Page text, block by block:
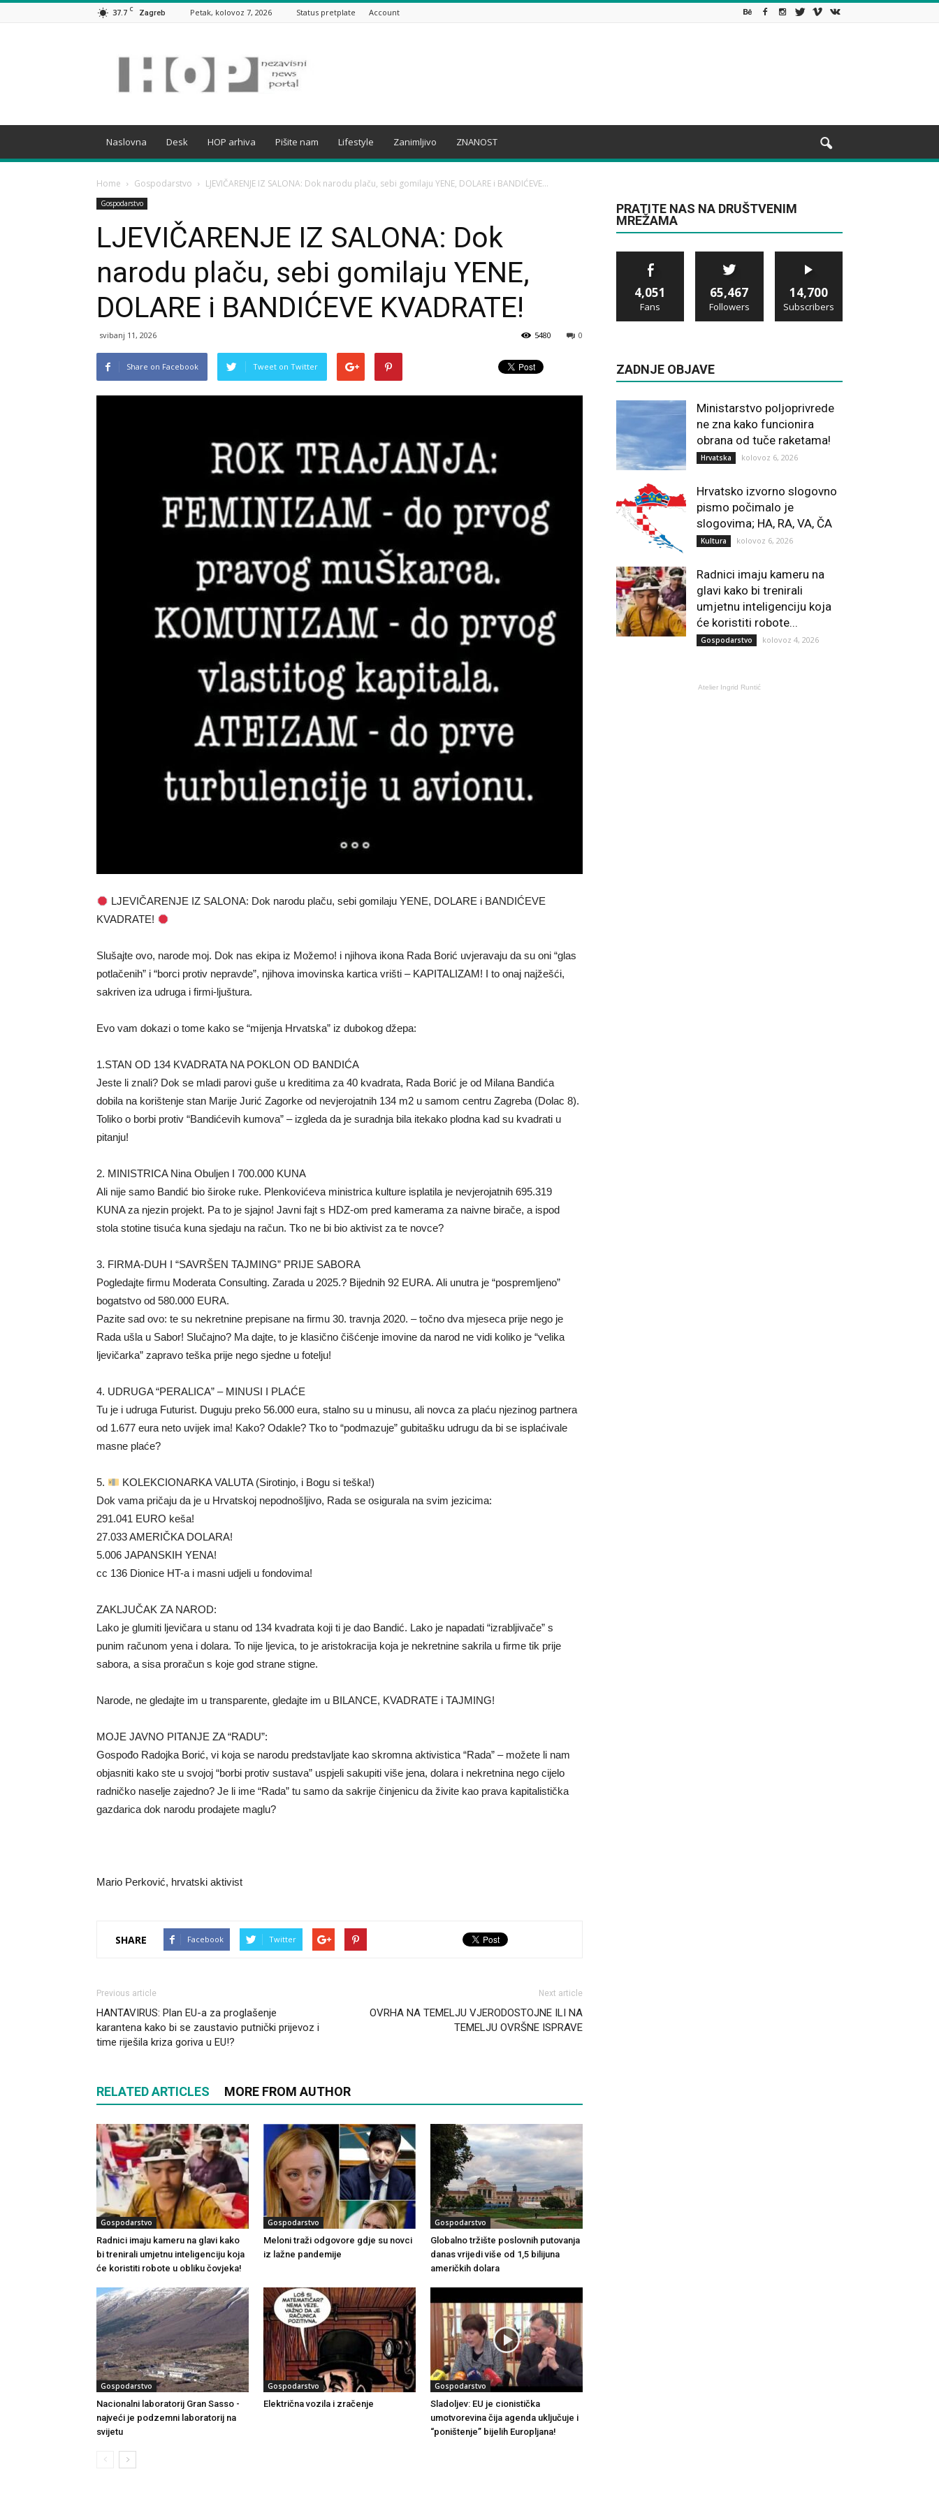
37.7 C Zagreb Petak, kolovoz 7, 2026 Status pretplate Account
Naslovna Desk HOP arhiva Pišite nam Lifestyle Zanimljivo ZNANOST
Home Gospodarstvo LJEVIČARENJE IZ SALONA: Dok narodu plaču, sebi gomilaju YENE, DOLARE i BANDIĆEVE...
Gospodarstvo
LJEVIČARENJE IZ SALONA: Dok
narodu plaču, sebi gomilaju YENE,
DOLARE i BANDIĆEVE KVADRATE!
svibanj 11, 2026 0
5480
Share on Facebook Tweet on Twitter
LJEVIČARENJE IZ SALONA: Dok narodu plaču, sebi gomilaju YENE, DOLARE i BANDIĆEVE
KVADRATE!
Slušajte ovo, narode moj. Dok nas ekipa iz Možemo! i njihova ikona Rada Borić uvjeravaju da su oni “glas
potlačenih” i “borci protiv nepravde”, njihova imovinska kartica vrišti – KAPITALIZAM! I to onaj najžešći,
sakriven iza udruga i firmi-ljuštura.
Evo vam dokazi o tome kako se “mijenja Hrvatska” iz dubokog džepa:
1.STAN OD 134 KVADRATA NA POKLON OD BANDIĆA
Jeste li znali? Dok se mladi parovi guše u kreditima za 40 kvadrata, Rada Borić je od Milana Bandića
dobila na korištenje stan Marije Jurić Zagorke od nevjerojatnih 134 m2 u samom centru Zagreba (Dolac 8).
Toliko o borbi protiv “Bandićevih kumova” – izgleda da je suradnja bila itekako plodna kad su kvadrati u
pitanju!
2. MINISTRICA Nina Obuljen I 700.000 KUNA
Ali nije samo Bandić bio široke ruke. Plenkovićeva ministrica kulture isplatila je nevjerojatnih 695.319
KUNA za njezin projekt. Pa to je sjajno! Javni fajt s HDZ-om pred kamerama za naivne birače, a ispod
stola stotine tisuća kuna sjedaju na račun. Tko ne bi bio aktivist za te novce?
3. FIRMA-DUH I “SAVRŠEN TAJMING” PRIJE SABORA
Pogledajte firmu Moderata Consulting. Zarada u 2025.? Bijednih 92 EURA. Ali unutra je “pospremljeno”
bogatstvo od 580.000 EURA.
Pazite sad ovo: te su nekretnine prepisane na firmu 30. travnja 2020. – točno dva mjeseca prije nego je
Rada ušla u Sabor! Slučajno? Ma dajte, to je klasično čišćenje imovine da narod ne vidi koliko je “velika
ljevičarka” zapravo teška prije nego sjedne u fotelju!
4. UDRUGA “PERALICA” – MINUSI I PLAĆE
Tu je i udruga Futurist. Duguju preko 56.000 eura, stalno su u minusu, ali novca za plaću njezinog partnera
od 1.677 eura neto uvijek ima! Kako? Odakle? Tko to “podmazuje” gubitašku udrugu da bi se isplaćivale
masne plaće?
5.
KOLEKCIONARKA VALUTA (Sirotinjo, i Bogu si teška!)
Dok vama pričaju da je u Hrvatskoj nepodnošljivo, Rada se osigurala na svim jezicima:
291.041 EURO keša!
27.033 AMERIČKA DOLARA!
5.006 JAPANSKIH YENA!
cc 136 Dionice HT-a i masni udjeli u fondovima!
ZAKLJUČAK ZA NAROD:
Lako je glumiti ljevičara u stanu od 134 kvadrata koji ti je dao Bandić. Lako je napadati “izrabljivače” s
punim računom yena i dolara. To nije ljevica, to je aristokracija koja je nekretnine sakrila u firme tik prije
sabora, a sisa proračun s koje god strane stigne.
Narode, ne gledajte im u transparente, gledajte im u BILANCE, KVADRATE i TAJMING!
MOJE JAVNO PITANJE ZA “RADU”:
Gospođo Radojka Borić, vi koja se narodu predstavljate kao skromna aktivistica “Rada” – možete li nam
objasniti kako ste u svojoj “borbi protiv sustava” uspjeli sakupiti više jena, dolara i nekretnina nego cijelo
radničko naselje zajedno? Je li ime “Rada” tu samo da sakrije činjenicu da živite kao prava kapitalistička
gazdarica dok narodu prodajete maglu?
Mario Perković, hrvatski aktivist
SHARE Facebook Twitter
Previous article
HANTAVIRUS: Plan EU-a za proglašenje
karantena kako bi se zaustavio putnički prijevoz i
time riješila kriza goriva u EU!?
Next article
OVRHA NA TEMELJU VJERODOSTOJNE ILI NA
TEMELJU OVRŠNE ISPRAVE
RELATED ARTICLES MORE FROM AUTHOR
Gospodarstvo
Radnici imaju kameru na glavi kako
bi trenirali umjetnu inteligenciju koja
će koristiti robote u obliku čovjeka!
Gospodarstvo
Meloni traži odgovore gdje su novci
iz lažne pandemije
Gospodarstvo
Globalno tržište poslovnih putovanja
danas vrijedi više od 1,5 bilijuna
američkih dolara
Gospodarstvo
Nacionalni laboratorij Gran Sasso -
najveći je podzemni laboratorij na
svijetu
Gospodarstvo
Električna vozila i zračenje
Gospodarstvo
Sladoljev: EU je cionistička
umotvorevina čija agenda uključuje i
“poništenje” bijelih Europljana!
PRATITE NAS NA DRUŠTVENIM
MREŽAMA
4,051
Fans
65,467
Followers
14,700
Subscribers
ZADNJE OBJAVE
Ministarstvo poljoprivrede
ne zna kako funcionira
obrana od tuče raketama!
Hrvatska kolovoz 6, 2026
Hrvatsko izvorno slogovno
pismo počimalo je
slogovima; HA, RA, VA, ČA
Kultura kolovoz 6, 2026
Radnici imaju kameru na
glavi kako bi trenirali
umjetnu inteligenciju koja
će koristiti robote...
Gospodarstvo kolovoz 4, 2026
Atelier Ingrid Runtić